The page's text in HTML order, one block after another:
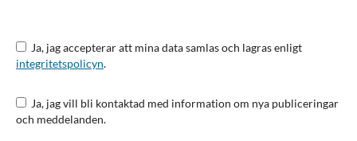
Ja, jag accepterar att mina data samlas och lagras enligt
integritetspolicyn.
och meddelanden.